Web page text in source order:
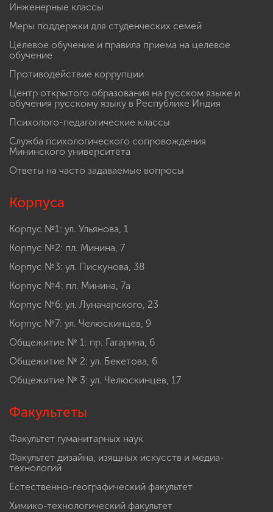
Инженерные классы
Меры поддержки для студенческих семей
Целевое обучение и правила приема на целевое
обучение
Противодействие коррупции
Центр открытого образования на русском языке и
обучения русскому языку в Республике Индия
Психолого-педагогические классы
Служба психологического сопровождения
Мининского университета
Ответы на часто задаваемые вопросы
Корпуса
Корпус №1: ул. Ульянова, 1
Корпус №2: пл. Минина, 7
Корпус №3: ул. Пискунова, 38
Корпус №4: пл. Минина, 7а
Корпус №6: ул. Луначарского, 23
Корпус №7: ул. Челюскинцев, 9
Общежитие № 1: пр. Гагарина, 6
Общежитие № 2: ул. Бекетова, 6
Общежитие № 3: ул. Челюскинцев, 17
Факультеты
Факультет гуманитарных наук
Факультет дизайна, изящных искусств и медиа-
технологий
Естественно-географический факультет
Химико-технологический факультет